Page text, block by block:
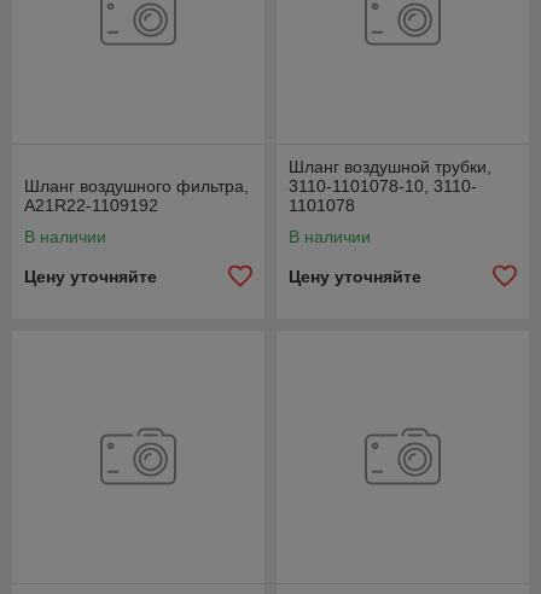
Шланг воздушного фильтра,
А21R22-1109192
В наличии
Цену уточняйте
Шланг воздушной трубки,
3110-1101078-10, 3110-
1101078
В наличии
Цену уточняйте